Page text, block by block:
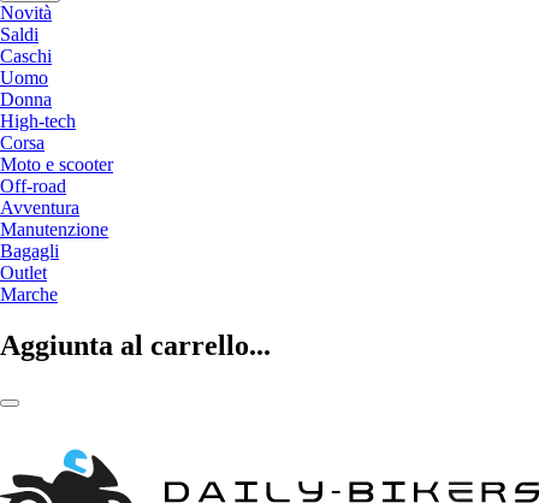
Novità
Saldi
Caschi
Uomo
Donna
High-tech
Corsa
Moto e scooter
Off-road
Avventura
Manutenzione
Bagagli
Outlet
Marche
Aggiunta al carrello...